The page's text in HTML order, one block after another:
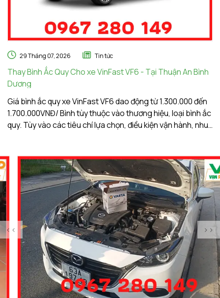
29 Tháng 07, 2026 Tin tức
Thay Bình Ắc Quy Cho xe VinFast VF6 - Tại Thuận An Bình
Dương
Giá bình ắc quy xe VinFast VF6 dao động từ 1.300.000 đến
1.700.000VNĐ/ Bình tùy thuộc vào thương hiệu, loại bình ắc
quy. Tùy vào các tiêu chí lựa chọn, điều kiện vận hành, nhu
<< >>